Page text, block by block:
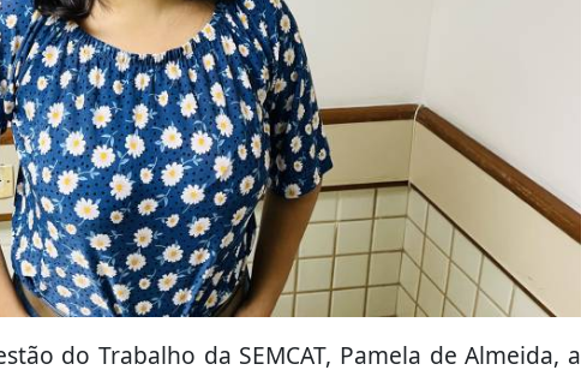
do Trabalho da SEMCAT, Pamela de Almeida, a